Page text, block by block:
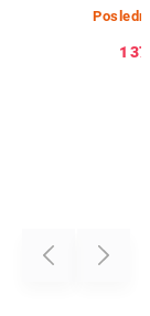
1
Previous Next